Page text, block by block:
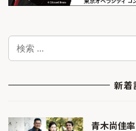
検
新着
青木尚佳